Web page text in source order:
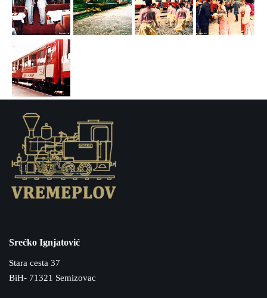
Srećko Ignjatović
Stara cesta 37
BiH- 71321 Semizovac